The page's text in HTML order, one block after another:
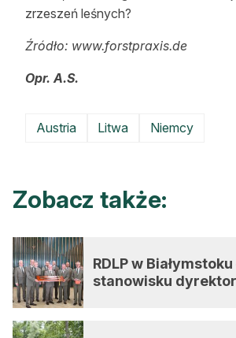
zrzeszeń leśnych?
Źródło: www.forstpraxis.de
Opr. A.S.
Austria Litwa Niemcy
Zobacz także:
RDLP w
stanowisku